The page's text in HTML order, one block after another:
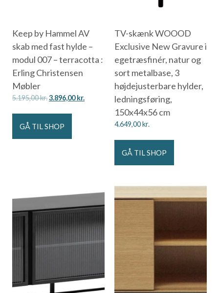
Keep by Hammel AV
skab med fast hylde –
modul 007 – terracotta :
Erling Christensen
Møbler
5.195,00kr.3.896,00kr.
GÅ TIL SHOP
TV-skænk WOOOD
Exclusive New Gravure i
egetræsfinér, natur og
sort metalbase, 3
højdejusterbare hylder,
ledningsføring,
150x44x56 cm
4.649,00kr.
GÅ TIL SHOP